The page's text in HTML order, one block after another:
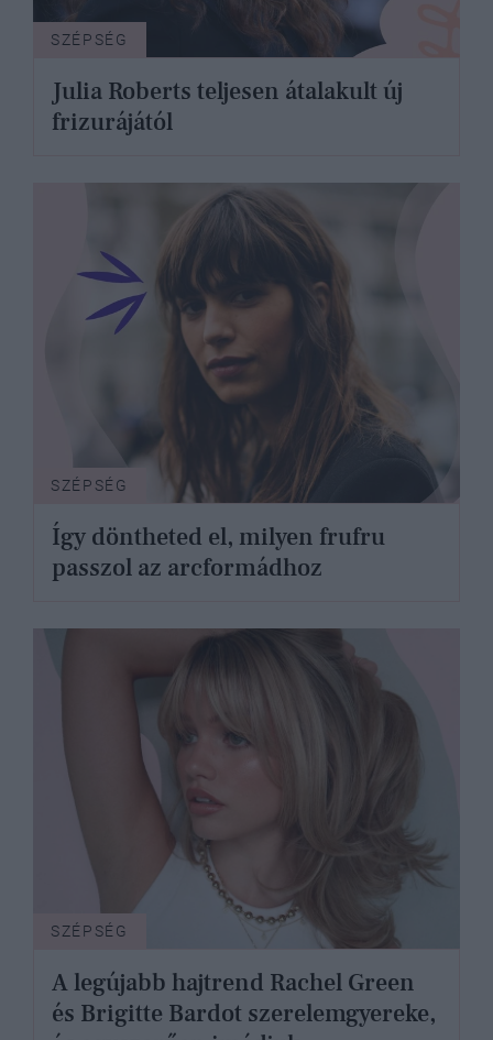
SZÉPSÉG
Julia Roberts teljesen átalakult új
frizurájától
SZÉPSÉG
Így döntheted el, milyen frufru
passzol az arcformádhoz
SZÉPSÉG
A legújabb hajtrend Rachel Green
és Brigitte Bardot szerelemgyereke,